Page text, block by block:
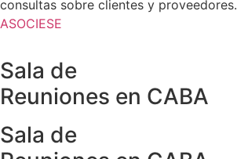
consultas sobre clientes y proveedores.
ASOCIESE
Sala de
Reuniones en CABA
Sala de